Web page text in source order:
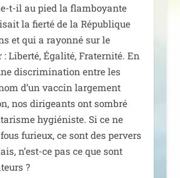
t-il au pied la flam­boyante
la fier­té de la République
et qui a rayon­né sur le
Liberté, Égalité, Fraternité. En
dis­cri­mi­na­tion entre les
d’un vac­cin lar­ge­ment
nos diri­geants ont som­bré
hygié­niste. Si ce ne
furieux, ce sont des per­vers
n’est-ce pas ce que sont
?